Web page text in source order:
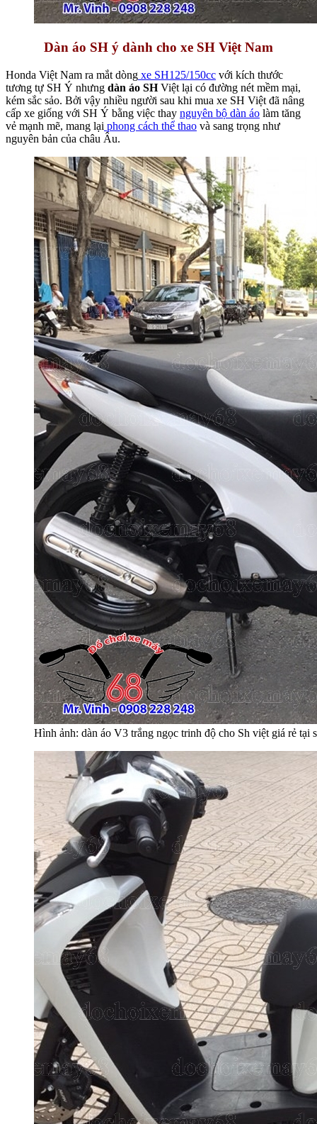
Dàn áo SH ý dành cho xe SH Việt Nam
Honda Việt Nam ra mắt dòng xe SH125/150cc với kích thước
tương tự SH Ý nhưng dàn áo SHViệt lại có đường nét mềm mại,
kém sắc sảo. Bởi vậy nhiều người sau khi mua xe SH Việt đã nâng
cấp xe giống với SH Ý bằng việc thay nguyên bộ dàn áo làm tăng
vẻ mạnh mẽ, mang lại phong cách thể thao và sang trọng như
nguyên bản của châu Âu.
Hình ảnh: dàn áo V3 trắng ngọc trinh độ cho Sh việt giá rẻ tại